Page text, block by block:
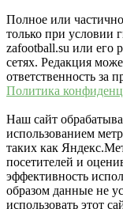
Полное или
только при условии
zafootball.su или его
сетях. Редакция
ответственность
Политика
Наш сайт
использованием
таких как
посетителей и
эффективность
образом данные не
использовать этот